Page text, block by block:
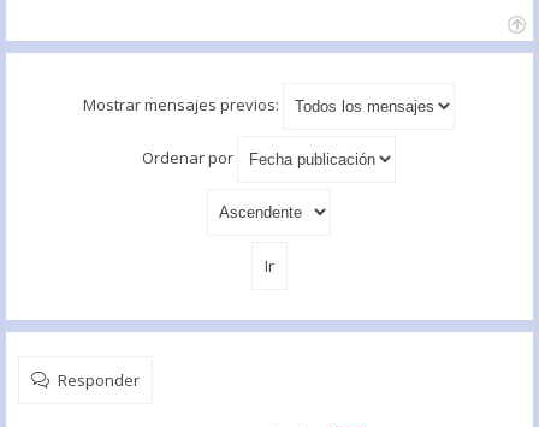
Mostrar mensajes previos:
Ordenar por
Responder